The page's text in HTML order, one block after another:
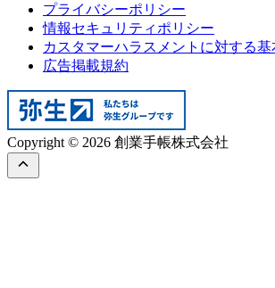
プライバシーポリシー
情報セキュリティポリシー
カスタマーハラスメントに対する基
広告掲載規約
Copyright © 2026 創業手帳株式会社